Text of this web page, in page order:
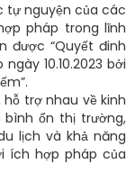
tự nguyện của các
pháp trong lĩnh
được “Quyết đinh
10.10.2023 bởi
trợ nhau về kinh
ổn thị trường,
lịch và khả năng
ích hợp pháp của